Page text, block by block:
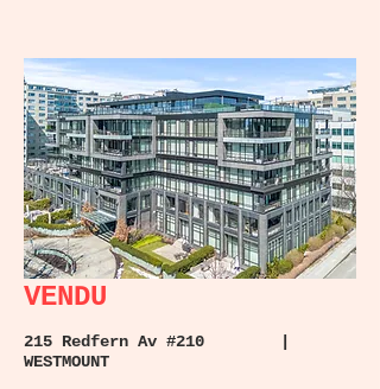
VENDU
215 Redfern Av #210 |
WESTMOUNT